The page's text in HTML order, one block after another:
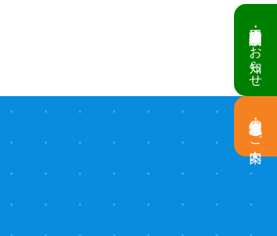
倉庫・工場建設 個別相談会のお知らせ
土地情報・事業用地のご案内